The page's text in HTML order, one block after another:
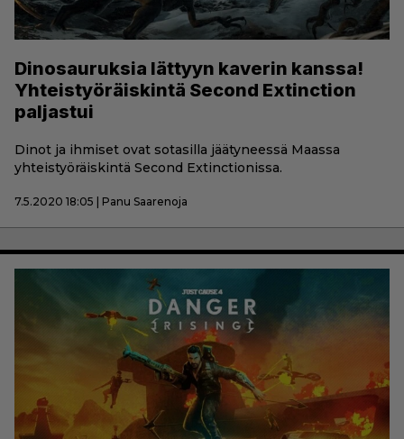
Dinosauruksia lättyyn kaverin kanssa!
Yhteistyöräiskintä Second Extinction
paljastui
Dinot ja ihmiset ovat sotasilla jäätyneessä Maassa
yhteistyöräiskintä Second Extinctionissa.
7.5.2020 18:05 | Panu Saarenoja